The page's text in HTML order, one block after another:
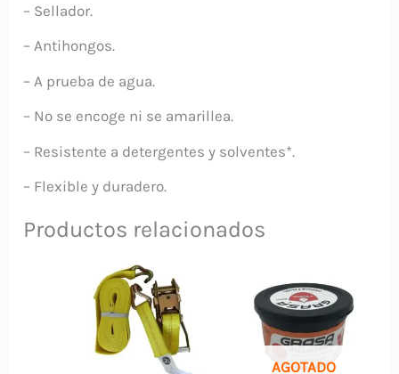
– Sellador.
– Antihongos.
– A prueba de agua.
– No se encoge ni se amarillea.
– Resistente a detergentes y solventes*.
– Flexible y duradero.
Productos relacionados
AGOTADO